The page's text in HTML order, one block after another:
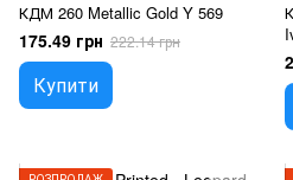
КДМ 260 Metallic Gold Y 569
175.49 грн 222.14 грн
Купити